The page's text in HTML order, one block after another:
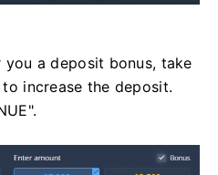
a deposit bonus, take
increase the deposit.